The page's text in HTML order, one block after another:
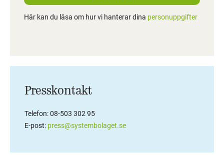
Här kan du läsa om hur vi hanterar dina personuppgifter
Presskontakt
Telefon: 08-503 302 95
E-post: press@systembolaget.se